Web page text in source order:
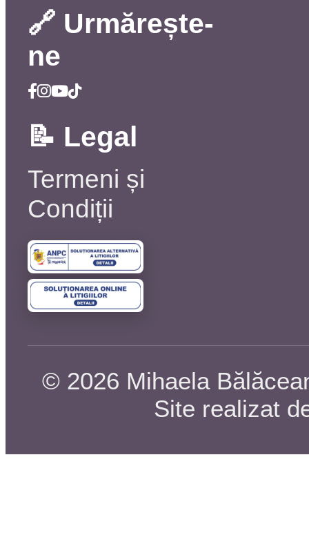
🔗 Urmărește-
ne
📝 Legal
Termeni și
Condiții
© 2026 Mihaela
Site realizat